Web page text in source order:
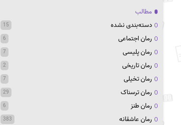
مطالب
دسته‌بندی نشده
15
رمان اجتماعی 6
رمان پلیسی 7
رمان تاریخی 2
رمان تخیلی 7
رمان ترسناک 29
رمان طنز 6
رمان عاشقانه 383